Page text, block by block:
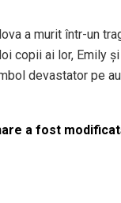
a murit într-un
copii ai lor, Emily
devastator pe
a fost